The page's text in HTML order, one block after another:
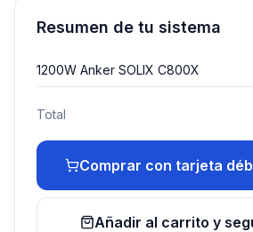
Resumen de tu sistema
1200W Anker SOLIX C800X
Total
Comprar con tarjeta
Añadir al carrito y